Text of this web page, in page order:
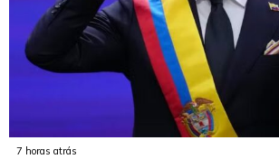
7 horas atrás